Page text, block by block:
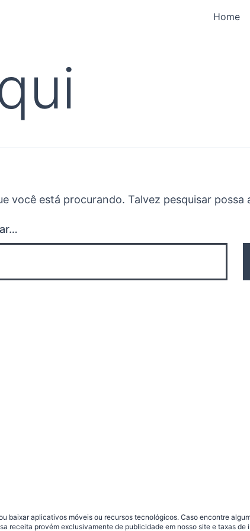
Home
você está procurando. Talvez pesquisar possa
baixar aplicativos móveis ou recursos tecnológicos. Caso encontre
receita provém exclusivamente de publicidade em nosso site e taxas